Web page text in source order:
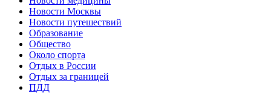
Новости Москвы
Новости путешествий
Образование
Общество
Около спорта
Отдых в России
Отдых за границей
ПДД